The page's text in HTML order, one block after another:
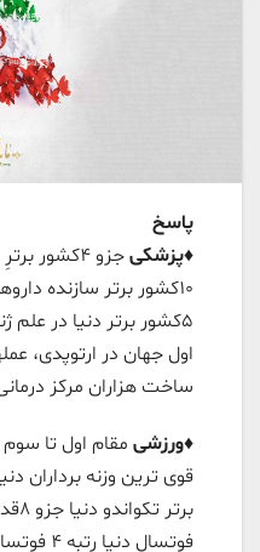
پاسخ
♦️پزشکی
جزو ۴کشور
۱۰کشور برتر سازنده
اول جهان در ارتوپدی،
ساخت هزاران مرکز
♦️ورزشی